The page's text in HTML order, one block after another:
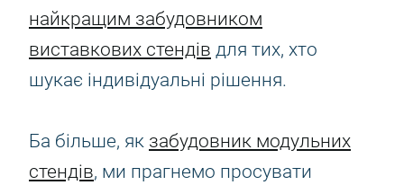
найкращим забудовником
виставкових стендів для тих, хто
шукає індивідуальні рішення.
Ба більше, як забудовник модульних
стендів, ми прагнемо просувати